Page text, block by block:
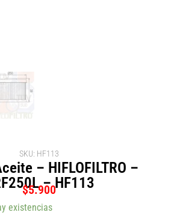
SKU: HF113
– HIFLOFILTRO –
– HF113
$5.900
existencias